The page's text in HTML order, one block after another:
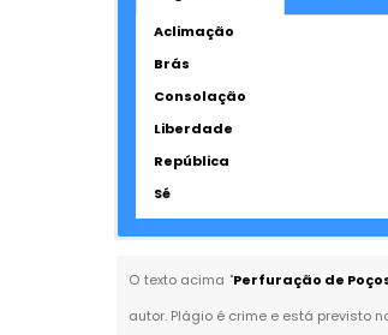
Aclimação
Brás
Consolação
Liberdade
República
Sé
O texto acima "Perfuração de
autor. Plágio é crime e está previsto